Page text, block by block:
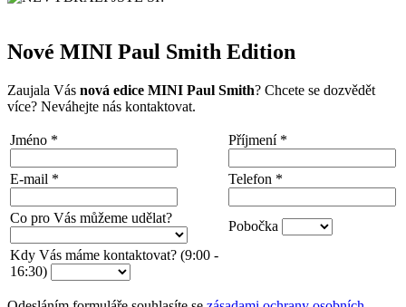
Nové MINI Paul Smith Edition
Zaujala Vás nová edice MINI Paul Smith? Chcete se dozvědět
více? Neváhejte nás kontaktovat.
Jméno * Příjmení *
E-mail * Telefon *
Co pro Vás můžeme udělat?
Pobočka
Kdy Vás máme kontaktovat? (9:00 -
16:30)